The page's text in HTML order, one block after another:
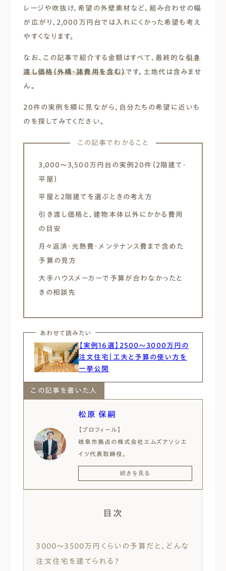
レージや吹抜け、希望の外壁素材など、組み合わせの幅
が広がり、2,000万円台では入れにくかった希望も考え
やすくなります。
なお、この記事で紹介する金額はすべて、最終的な引き
渡し価格（外構・諸費用を含む）です。土地代は含みませ
ん。
20件の実例を順に見ながら、自分たちの希望に近いも
のを探してみてください。
この記事でわかること
3,000〜3,500万円台の実例20件（2階建て・
平屋）
平屋と2階建てを選ぶときの考え方
引き渡し価格と、建物本体以外にかかる費用
の目安
月々返済・光熱費・メンテナンス費まで含めた
予算の見方
大手ハウスメーカーで予算が合わなかったと
きの相談先
あわせて読みたい
【実例16選】2500〜3000万円の
注文住宅｜工夫と予算の使い方を
一挙公開
この記事を書いた人
松原 保嗣
【プロフィール】
岐阜市拠点の株式会社エムズアソシエ
イツ代表取締役。
20年以上、注文住宅の設計施工に携わ
り、高気密・高断熱住宅やパッシブデザイ
ンを取り入れた設計を通して、圧倒的な
自社ブログや年間100回以上のセミナー
【保有資格】
日本エネルギーパス診断士、省エネ建築
続きを見る
目次
3000〜3500万円くらいの予算だと、どんな
注文住宅を建てられる？